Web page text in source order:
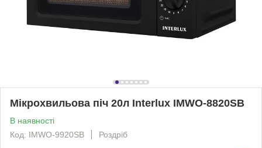
Мікрохвильова піч 20л Interlux IMWO-8820SB
В наявності
Код: IMWO-9920SB
Роздріб